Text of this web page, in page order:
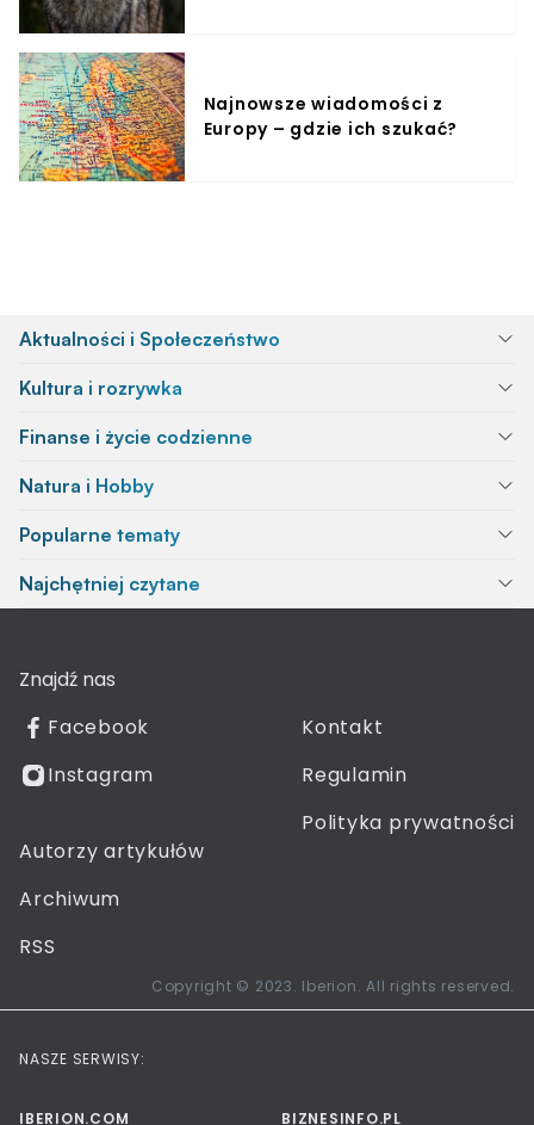
Najnowsze wiadomości z
Europy – gdzie ich szukać?
Aktualności i Społeczeństwo
Kultura i rozrywka
Finanse i życie codzienne
Natura i Hobby
Popularne tematy
Najchętniej czytane
Znajdź nas
Facebook
Instagram
Kontakt
Regulamin
Polityka prywatności
Autorzy artykułów
Archiwum
RSS
Copyright © 2023. Iberion. All rights reserved.
NASZE SERWISY:
IBERION.COM BIZNESINFO.PL